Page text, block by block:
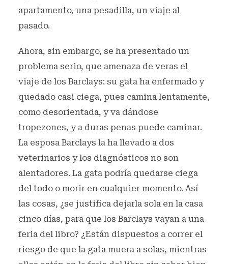
apartamento, una pesadilla, un viaje al
pasado.
Ahora, sin embargo, se ha presentado un
problema serio, que amenaza de veras el
viaje de los Barclays: su gata ha enfermado y
quedado casi ciega, pues camina lentamente,
como desorientada, y va dándose
tropezones, y a duras penas puede caminar.
La esposa Barclays la ha llevado a dos
veterinarios y los diagnósticos no son
alentadores. La gata podría quedarse ciega
del todo o morir en cualquier momento. Así
las cosas, ¿se justifica dejarla sola en la casa
cinco días, para que los Barclays vayan a una
feria del libro? ¿Están dispuestos a correr el
riesgo de que la gata muera a solas, mientras